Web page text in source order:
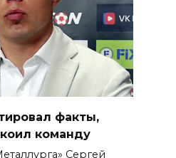
факты,
команду
Сергей